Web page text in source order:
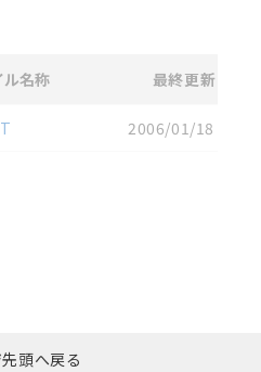
ル名称 最終更新
2006/01/18
ード
頭へ戻る